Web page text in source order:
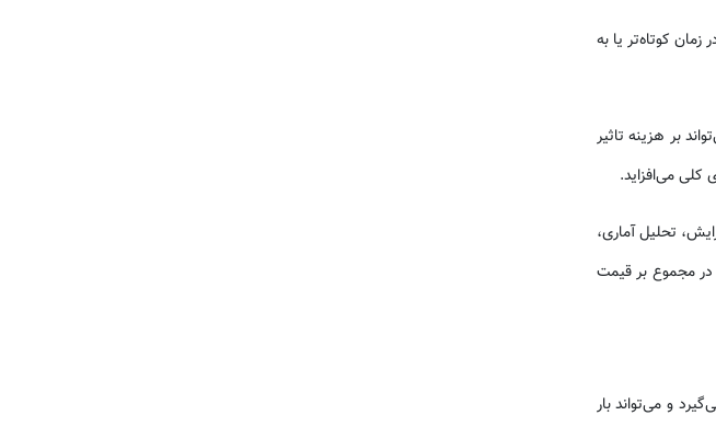
کوتاه‌تر یا به
بر هزینه تاثیر
کلی می‌افزاید.
تحلیل آماری،
در مجموع بر قیمت
و می‌تواند بار